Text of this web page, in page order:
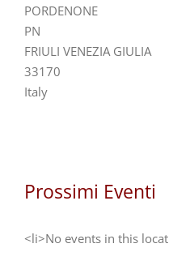
PORDENONE
PN
FRIULI VENEZIA GIULIA
33170
Italy
Prossimi Eventi
<li>No events in this